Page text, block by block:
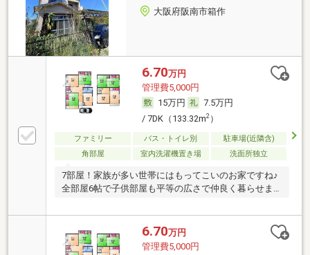
大阪府阪南市箱作
6.70万円
管理費5,000円
15万円
7.5万円
/ 7DK（133.32m2）
ファミリー バス・トイレ別
駐車場(近隣含)
角部屋
室内洗濯機置き場 洗面所独立
7部屋！家族が多い世帯にはもってこいのお家ですね♪
全部屋6帖で子供部屋も平等の広さで仲良く暮らせま
6.70万円
管理費5,000円